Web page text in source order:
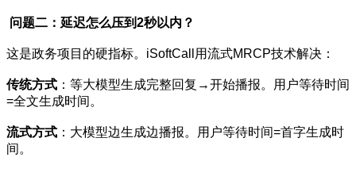
问题二：延迟怎么压到2秒以内？
这是政务项目的硬指标。iSoftCall用流式MRCP技术解决：
传统方式 ：等大模型生成完整回复→开始播报。用户等待时间
=全文生成时间。
流式方式 ：大模型边生成边播报。用户等待时间=首字生成时
间。